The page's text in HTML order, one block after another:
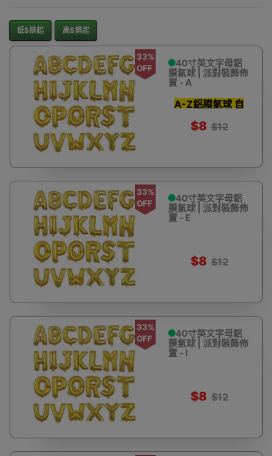
低$排起 高$排起
33%
OFF
40寸英文字母鋁
膜氣球 | 派對裝飾佈
置 - A
A-Z鋁膜氣球 自
由組合字句
$8 $12
33%
OFF
40寸英文字母鋁
膜氣球 | 派對裝飾佈
置 - E
$8 $12
33%
OFF
40寸英文字母鋁
膜氣球 | 派對裝飾佈
置 - I
$8 $12